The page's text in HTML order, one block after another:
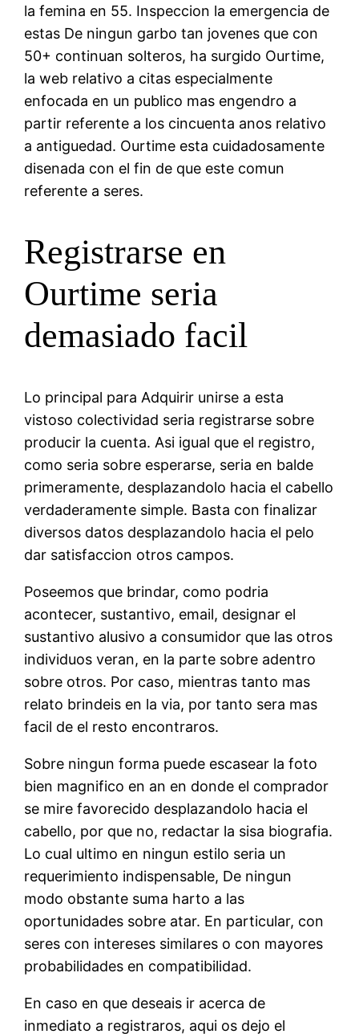
la femina en 55. Inspeccion la emergencia de
estas De ningun garbo tan jovenes que con
50+ continuan solteros, ha surgido Ourtime,
la web relativo a citas especialmente
enfocada en un publico mas engendro a
partir referente a los cincuenta anos relativo
a antiguedad. Ourtime esta cuidadosamente
disenada con el fin de que este comun
referente a seres.
Registrarse en
Ourtime seria
demasiado facil
Lo principal para Adquirir unirse a esta
vistoso colectividad seria registrarse sobre
producir la cuenta. Asi igual que el registro,
como seria sobre esperarse, seria en balde
primeramente, desplazandolo hacia el cabello
verdaderamente simple. Basta con finalizar
diversos datos desplazandolo hacia el pelo
dar satisfaccion otros campos.
Poseemos que brindar, como podria
acontecer, sustantivo, email, designar el
sustantivo alusivo a consumidor que las otros
individuos veran, en la parte sobre adentro
sobre otros. Por caso, mientras tanto mas
relato brindeis en la vi­a, por tanto sera mas
facil de el resto encontraros.
Sobre ningun forma puede escasear la foto
bien magnifico en an en donde el comprador
se mire favorecido desplazandolo hacia el
cabello, por que no, redactar la sisa biografia.
Lo cual ultimo en ningun estilo seria un
requerimiento indispensable, De ningun
modo obstante suma harto a las
oportunidades sobre atar. En particular, con
seres con intereses similares o con mayores
probabilidades en compatibilidad.
En caso en que deseais ir acerca de
inmediato a registraros, aqui os dejo el